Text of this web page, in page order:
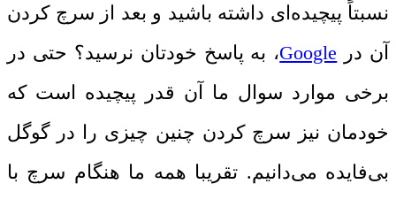
نسبتاً پیچیده‌ای داشته باشید و بعد از سرچ کردن
آن در Google، به پاسخ خودتان نرسید؟ حتی در
برخی موارد سوال ما آن ‌قدر پیچیده ‌است که
خودمان نیز سرچ کردن چنین چیزی را در گوگل
بی‌فایده می‌دانیم. تقریبا همه ما هنگام سرچ با